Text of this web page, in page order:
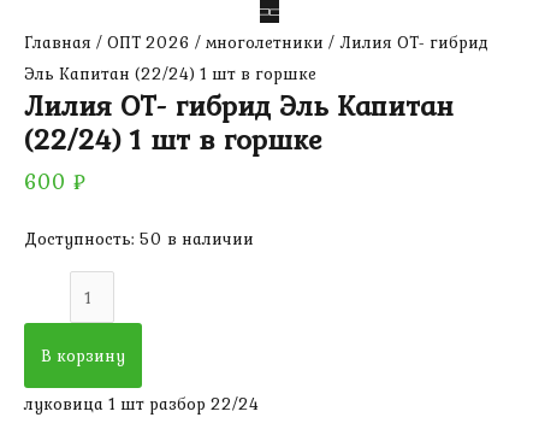
Главная / ОПТ 2026 / многолетники / Лилия ОТ- гибрид
Эль Капитан (22/24) 1 шт в горшке
Лилия ОТ- гибрид Эль Капитан
(22/24) 1 шт в горшке
600 ₽
Доступность: 50 в наличии
Количество
товара
Лилия
ОТ-
гибрид
В корзину
луковица 1 шт разбор 22/24